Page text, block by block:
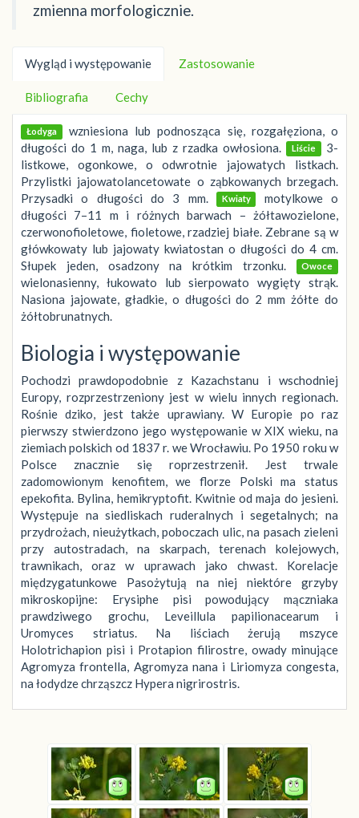
zmienna morfologicznie.
Wygląd i występowanie Zastosowanie
Bibliografia Cechy
Łodyga wzniesiona lub podnosząca się, rozgałęziona, o
długości do 1 m, naga, lub z rzadka owłosiona.
Liście 3-
listkowe, ogonkowe, o odwrotnie jajowatych listkach.
Przylistki jajowatolancetowate o ząbkowanych brzegach.
Przysadki o długości do 3 mm.
Kwiaty
motylkowe o
długości 7–11 m i różnych barwach – żółtawozielone,
czerwonofioletowe, fioletowe, rzadziej białe. Zebrane są w
główkowaty lub jajowaty kwiatostan o długości do 4 cm.
Słupek jeden, osadzony na krótkim trzonku.
Owoce
wielonasienny, łukowato lub sierpowato wygięty strąk.
Nasiona jajowate, gładkie, o długości do 2 mm żółte do
żółtobrunatnych.
Biologia i występowanie
Pochodzi prawdopodobnie z Kazachstanu i wschodniej
Europy, rozprzestrzeniony jest w wielu innych regionach.
Rośnie dziko, jest także uprawiany. W Europie po raz
pierwszy stwierdzono jego występowanie w XIX wieku, na
ziemiach polskich od 1837 r. we Wrocławiu. Po 1950 roku w
Polsce znacznie się roprzestrzenił. Jest trwale
zadomowionym kenofitem, we florze Polski ma status
epekofita. Bylina, hemikryptofit. Kwitnie od maja do jesieni.
Występuje na siedliskach ruderalnych i segetalnych; na
przydrożach, nieużytkach, poboczach ulic, na pasach zieleni
przy autostradach, na skarpach, terenach kolejowych,
trawnikach, oraz w uprawach jako chwast. Korelacje
międzygatunkowe Pasożytują na niej niektóre grzyby
mikroskopijne: Erysiphe pisi powodujący mączniaka
prawdziwego grochu, Leveillula papilionacearum i
Uromyces striatus. Na liściach żerują mszyce
Holotrichapion pisi i Protapion filirostre, owady minujące
Agromyza frontella, Agromyza nana i Liriomyza congesta,
na łodydze chrząszcz Hypera nigrirostris.